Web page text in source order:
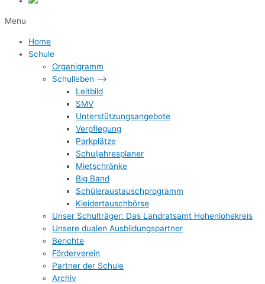
Menu
Home
Schule
Organigramm
Schulleben –>
Leitbild
SMV
Unterstützungsangebote
Verpflegung
Parkplätze
Schuljahresplaner
Mietschränke
Big Band
Schüleraustauschprogramm
Kleidertauschbörse
Unser Schulträger: Das Landratsamt Hohenlohekreis
Unsere dualen Ausbildungspartner
Berichte
Förderverein
Partner der Schule
Archiv